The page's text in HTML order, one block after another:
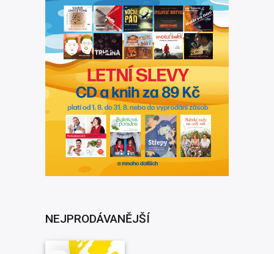
NEJPRODÁVANĚJŠÍ